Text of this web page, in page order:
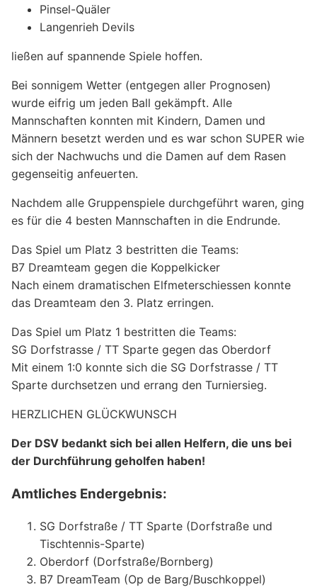
Pinsel-Quäler
Langenrieh Devils
ließen auf spannende Spiele hoffen.
Bei sonnigem Wetter (entgegen aller Prognosen)
wurde eifrig um jeden Ball gekämpft. Alle
Mannschaften konnten mit Kindern, Damen und
Männern besetzt werden und es war schon SUPER wie
sich der Nachwuchs und die Damen auf dem Rasen
gegenseitig anfeuerten.
Nachdem alle Gruppenspiele durchgeführt waren, ging
es für die 4 besten Mannschaften in die Endrunde.
Das Spiel um Platz 3 bestritten die Teams:
B7 Dreamteam gegen die Koppelkicker
Nach einem dramatischen Elfmeterschiessen konnte
das Dreamteam den 3. Platz erringen.
Das Spiel um Platz 1 bestritten die Teams:
SG Dorfstrasse / TT Sparte gegen das Oberdorf
Mit einem 1:0 konnte sich die SG Dorfstrasse / TT
Sparte durchsetzen und errang den Turniersieg.
HERZLICHEN GLÜCKWUNSCH
Der DSV bedankt sich bei allen Helfern, die uns bei
der Durchführung geholfen haben!
Amtliches Endergebnis:
SG Dorfstraße / TT Sparte (Dorfstraße und
Tischtennis-Sparte)
Oberdorf (Dorfstraße/Bornberg)
B7 DreamTeam (Op de Barg/Buschkoppel)